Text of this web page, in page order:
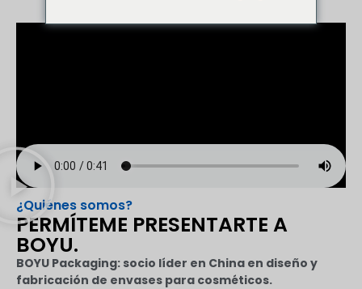
clic
aquí
¿Quiénes somos?
PERMÍTEME PRESENTARTE A
BOYU.
BOYU Packaging: socio líder en China en diseño y
fabricación de envases para cosméticos.